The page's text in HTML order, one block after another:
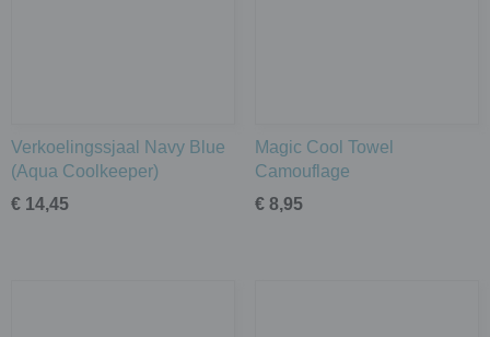
Verkoelingssjaal Navy Blue
(Aqua Coolkeeper)
€ 14,45
Magic Cool Towel
Camouflage
€ 8,95